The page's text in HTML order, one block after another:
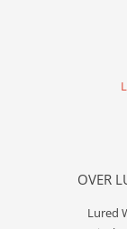
OVER
Lured